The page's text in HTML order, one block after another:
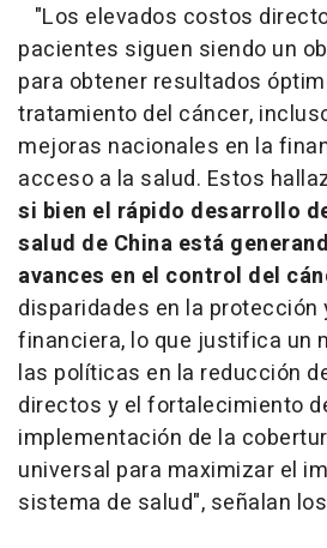
"Los elevados costos
pacientes siguen siendo un
para obtener resultados
tratamiento del cáncer,
mejoras nacionales en la
acceso a la salud. Estos
si bien el rápido desarrollo
salud de China está
avances en el control del
disparidades en la protección
financiera, lo que justifica un
las políticas en la reducción
directos y el fortalecimiento
implementación de la
universal para maximizar el
sistema de salud", señalan